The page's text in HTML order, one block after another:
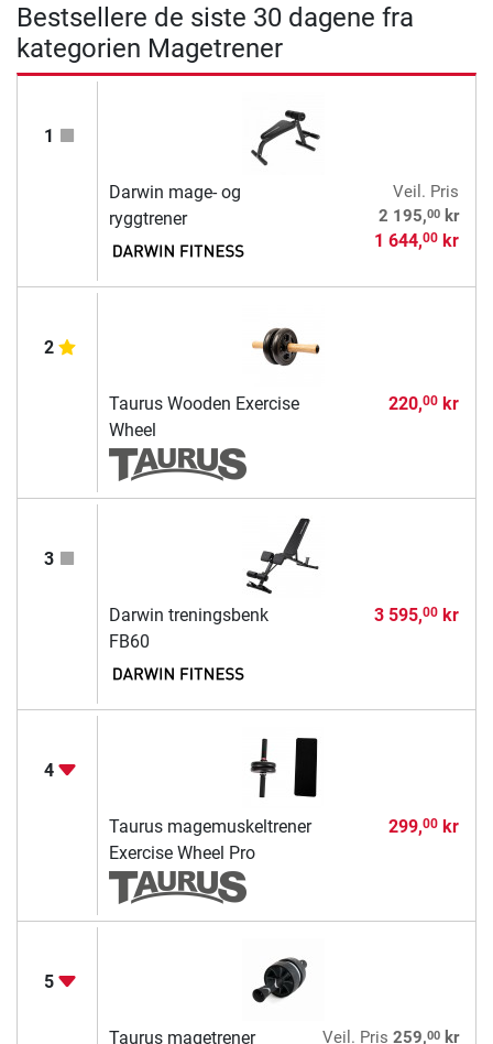
Bestsellere de siste 30 dagene fra
kategorien Magetrener
1
Darwin mage- og
ryggtrener
Veil. Pris
2 195,00kr
1 644,00kr
2
Taurus Wooden Exercise
Wheel
220,00kr
3
Darwin treningsbenk
FB60
3 595,00kr
4
Taurus magemuskeltrener
Exercise Wheel Pro
299,00kr
5
Taurus magetrener
Veil. Pris 259,00kr